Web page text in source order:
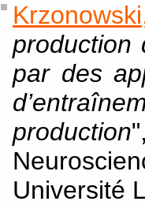
production
par des
production
Université